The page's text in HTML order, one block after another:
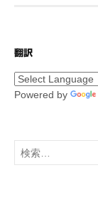
翻訳
Powered by
検
索: